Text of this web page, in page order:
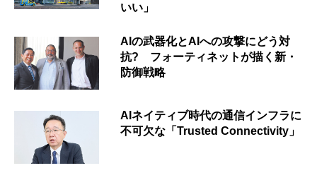
いい」
AIの武器化とAIへの攻撃にどう対
抗? フォーティネットが描く新・
防御戦略
AIネイティブ時代の通信インフラに
不可欠な「Trusted Connectivity」